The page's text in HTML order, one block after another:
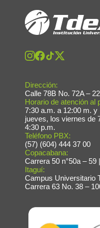
Dirección:
Calle 78B No. 72A –
Horario de atención al
7:30 a.m. a 12:00 m.
jueves, los viernes de
4:30 p.m.
Teléfono PBX:
(57) (604) 444 37 00
Copacabana:
Carrera 50 n°50a – 59
Itaguí:
Campus Universitario
Carrera 63 No. 38 –